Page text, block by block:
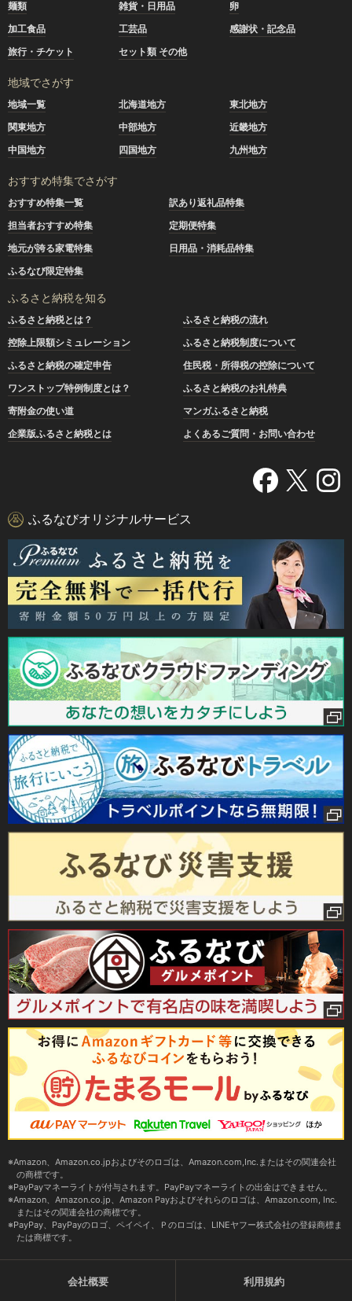
麺類
雑貨・日用品
卵
加工食品
工芸品
感謝状・記念品
旅行・チケット
セット類 その他
地域でさがす
地域一覧 北海道地方
東北地方
関東地方
中部地方
近畿地方
中国地方
四国地方 九州地方
おすすめ特集でさがす
おすすめ特集一覧
訳あり返礼品特集
担当者おすすめ特集
定期便特集
地元が誇る家電特集
日用品・消耗品特集
ふるなび限定特集
ふるさと納税を知る
ふるさと納税とは？
ふるさと納税の流れ
控除上限額シミュレーション
ふるさと納税制度について
ふるさと納税の確定申告
住民税・所得税の控除について
ワンストップ特例制度とは？
ふるさと納税のお礼特典
寄附金の使い道
マンガふるさと納税
企業版ふるさと納税とは
よくあるご質問・お問い合わせ
ふるなびオリジナルサービス
Amazon、Amazon.co.jpおよびそのロゴは、Amazon.com,Inc.またはその関連会社
の商標です。
PayPayマネーライトが付与されます。PayPayマネーライトの出金はできません。
Amazon、Amazon.co.jp、Amazon Payおよびそれらのロゴは、Amazon.com, Inc.
またはその関連会社の商標です。
PayPay、PayPayのロゴ、ペイペイ、Ｐのロゴは、LINEヤフー株式会社の登録商標ま
たは商標です。
会社概要 利用規約